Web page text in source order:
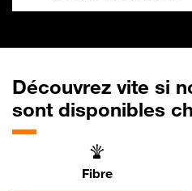
Découvrez vite si
sont disponibles
Fibre